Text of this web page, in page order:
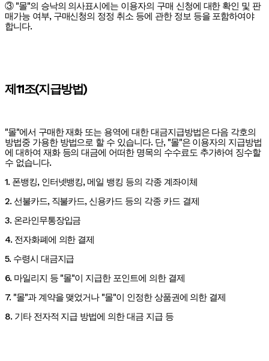
③ "몰"의 승낙의 의사표시에는 이용자의 구매 신청에 대한 확인 및 판
매가능 여부, 구매신청의 정정 취소 등에 관한 정보 등을 포함하여야
합니다.
제11조(지급방법)
"몰"에서 구매한 재화 또는 용역에 대한 대금지급방법은 다음 각호의
방법중 가용한 방법으로 할 수 있습니다. 단, "몰"은 이용자의 지급방법
에 대하여 재화 등의 대금에 어떠한 명목의 수수료도 추가하여 징수할
수 없습니다.
1. 폰뱅킹, 인터넷뱅킹, 메일 뱅킹 등의 각종 계좌이체
2. 선불카드, 직불카드, 신용카드 등의 각종 카드 결제
3. 온라인무통장입금
4. 전자화폐에 의한 결제
5. 수령시 대금지급
6. 마일리지 등 "몰"이 지급한 포인트에 의한 결제
7. "몰"과 계약을 맺었거나 "몰"이 인정한 상품권에 의한 결제
8. 기타 전자적 지급 방법에 의한 대금 지급 등